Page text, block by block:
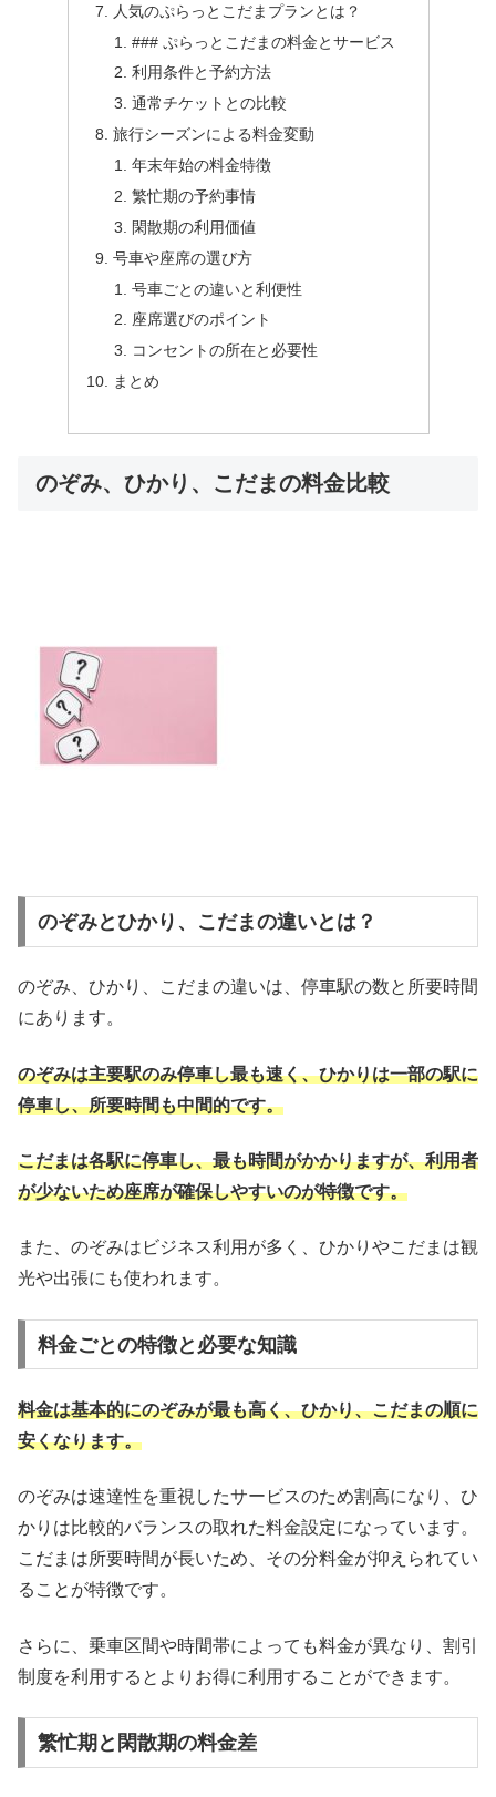
人気のぷらっとこだまプランとは？
### ぷらっとこだまの料金とサービス
利用条件と予約方法
通常チケットとの比較
旅行シーズンによる料金変動
年末年始の料金特徴
繁忙期の予約事情
閑散期の利用価値
号車や座席の選び方
号車ごとの違いと利便性
座席選びのポイント
コンセントの所在と必要性
まとめ
のぞみ、ひかり、こだまの料金比較
のぞみとひかり、こだまの違いとは？
のぞみ、ひかり、こだまの違いは、停車駅の数と所要時間
にあります。
のぞみは主要駅のみ停車し最も速く、ひかりは一部の駅に
停車し、所要時間も中間的です。
こだまは各駅に停車し、最も時間がかかりますが、利用者
が少ないため座席が確保しやすいのが特徴です。
また、のぞみはビジネス利用が多く、ひかりやこだまは観
光や出張にも使われます。
料金ごとの特徴と必要な知識
料金は基本的にのぞみが最も高く、ひかり、こだまの順に
安くなります。
のぞみは速達性を重視したサービスのため割高になり、ひ
かりは比較的バランスの取れた料金設定になっています。
こだまは所要時間が長いため、その分料金が抑えられてい
ることが特徴です。
さらに、乗車区間や時間帯によっても料金が異なり、割引
制度を利用するとよりお得に利用することができます。
繁忙期と閑散期の料金差